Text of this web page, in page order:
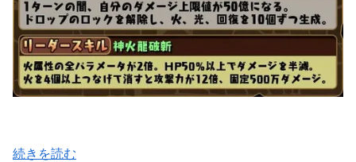
続きを読む